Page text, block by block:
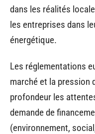
dans les réalités
les entreprises dans
énergétique.
Les réglementations
marché et la pression
profondeur les
demande de
(environnement,